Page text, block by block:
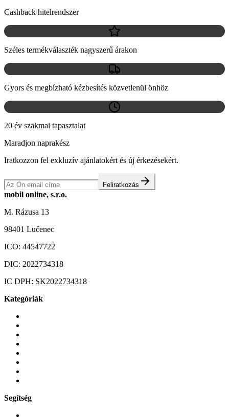
Cashback hitelrendszer
Széles termékválaszték nagyszerű árakon
Gyors és megbízható kézbesítés közvetlenül önhöz
20 év szakmai tapasztalat
Maradjon naprakész
Iratkozzon fel exkluzív ajánlatokért és új érkezésekért.
Feliratkozás
mobil online, s.r.o.
M. Rázusa 13
98401 Lučenec
ICO: 44547722
DIC: 2022734318
IC DPH: SK2022734318
Kategóriák
Segítség